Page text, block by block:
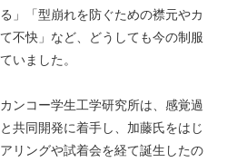
」「型崩れを防ぐための襟元やカ
不快」など、どうしても今の制服
いました。
ンコー学生工学研究所は、感覚過
共同開発に着手し、加藤氏をはじ
リングや試着会を経て誕生したの